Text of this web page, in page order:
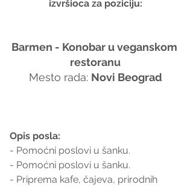
izvršioca za poziciju:
Barmen - Konobar u veganskom
restoranu
Mesto rada: Novi Beograd
Opis posla:
- Pomoćni poslovi u šanku.
- Pomoćni poslovi u šanku.
- Priprema kafe, čajeva, prirodnih